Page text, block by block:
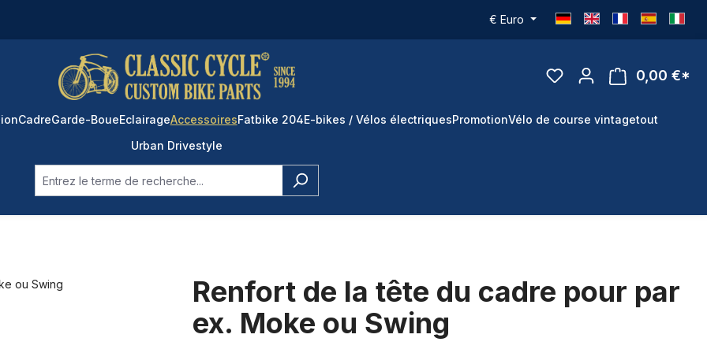
€ Euro
0,00 €*
CadreGarde-BoueEclairageAccessoiresFatbike 204E-bikes / Vélos électriquesPromotionVélo de course vintagetout
Urban Drivestyle
Renfort de la tête du cadre pour par
ex. Moke ou Swing